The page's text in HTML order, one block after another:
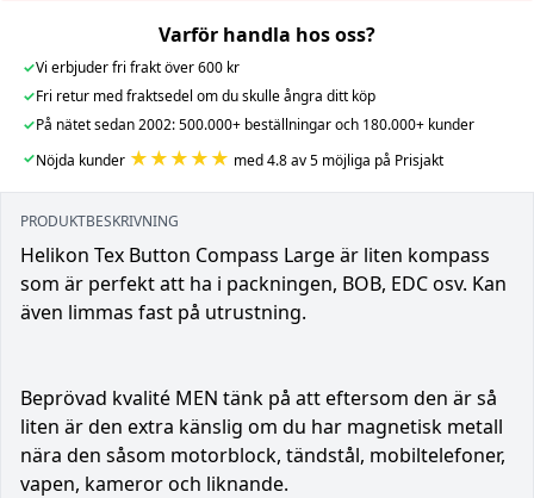
Varför handla hos oss?
✓Vi erbjuder fri frakt över 600 kr
✓Fri retur med fraktsedel om du skulle ångra ditt köp
✓På nätet sedan 2002: 500.000+ beställningar och 180.000+ kunder
✓Nöjda kunder ★★★★★ med 4.8 av 5 möjliga på Prisjakt
PRODUKTBESKRIVNING
Helikon Tex Button Compass Large är liten kompass
som är perfekt att ha i packningen, BOB, EDC osv. Kan
även limmas fast på utrustning.
Beprövad kvalité MEN tänk på att eftersom den är så
liten är den extra känslig om du har magnetisk metall
nära den såsom motorblock, tändstål, mobiltelefoner,
vapen, kameror och liknande.